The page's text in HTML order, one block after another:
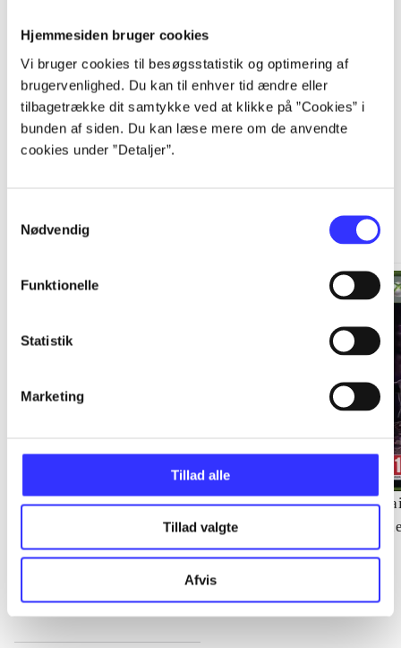
Hjemmesiden bruger cookies
Vi bruger cookies til besøgsstatistik og optimering af
brugervenlighed. Du kan til enhver tid ændre eller
tilbagetrække dit samtykke ved at klikke på ”Cookies” i
bunden af siden. Du kan læse mere om de anvendte
cookies under ”Detaljer”.
Nødvendig
Funktionelle
Statistik
Marketing
Tillad alle
Tillad valgte
Afvis
...
Gå til serien
Soul Calibur IV
Metro 2033